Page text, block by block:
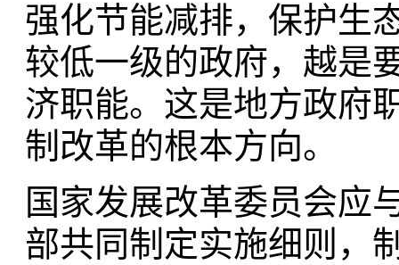
强化节能减排，保护生
较低一级的政府，越是
济职能。这是地方政府
制改革的根本方向。
国家发展改革委员会应
部共同制定实施细则，